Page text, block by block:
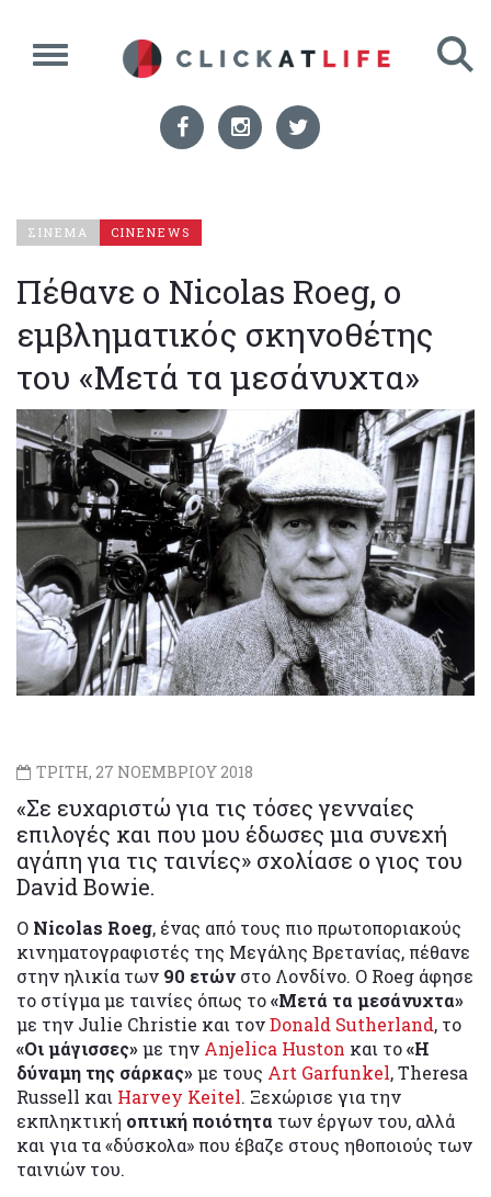
ΣΙΝΕΜΑ CINENEWS
Πέθανε ο Nicolas Roeg, ο
εμβληματικός σκηνοθέτης
του «Μετά τα μεσάνυχτα»
ΤΡΙΤΗ, 27 ΝΟΕΜΒΡΙΟΥ 2018
«Σε ευχαριστώ για τις τόσες γενναίες
επιλογές και που μου έδωσες μια συνεχή
αγάπη για τις ταινίες» σχολίασε ο γιος του
David Bowie.
Ο Nicolas Roeg, ένας από τους πιο πρωτοποριακούς
κινηματογραφιστές της Μεγάλης Βρετανίας, πέθανε
στην ηλικία των 90 ετών στο Λονδίνο. Ο Roeg άφησε
το στίγμα με ταινίες όπως το«Μετά τα μεσάνυχτα»
με την Julie Christie και τονDonald Sutherland, το
«Οι μάγισσες»με την Anjelica Huston και το«Η
δύναμη της σάρκας»με τους Art Garfunkel, Theresa
Russell και Harvey Keitel. Ξεχώρισε για την
εκπληκτική οπτική ποιότητα των έργων του, αλλά
και για τα «δύσκολα» που έβαζε στους ηθοποιούς των
ταινιών του.